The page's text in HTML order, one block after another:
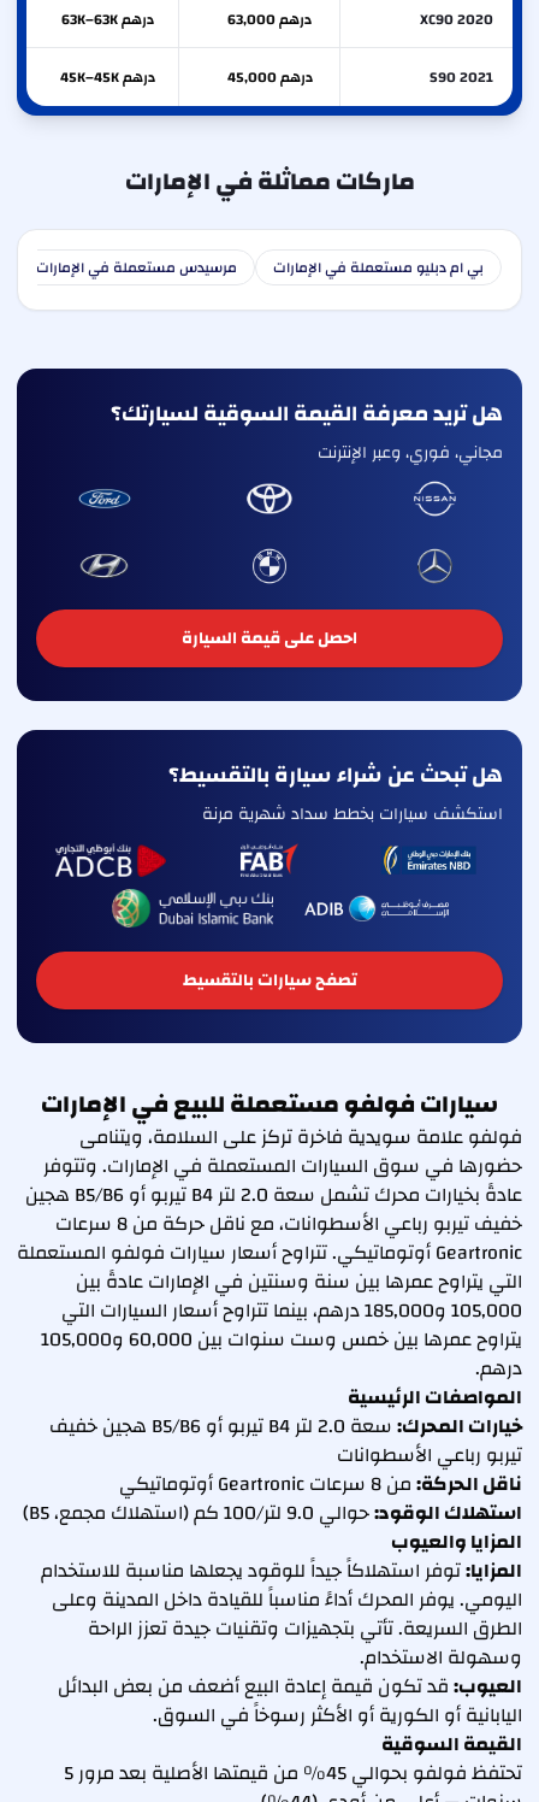
XC90 2020 درهم 63,000 درهم 63K–63K
S90 2021 درهم 45,000 درهم 45K–45K
ماركات مماثلة في الإمارات
بي ام دبليو مستعملة في الإمارات مرسيدس مستعملة في الإمارات
هل تريد معرفة القيمة السوقية لسيارتك؟
مجاني، فوري، وعبر الإنترنت
احصل على قيمة السيارة
هل تبحث عن شراء سيارة بالتقسيط؟
استكشف سيارات بخطط سداد شهرية مرنة
تصفح سيارات بالتقسيط
سيارات فولفو مستعملة للبيع في الإمارات
فولفو علامة سويدية فاخرة تركز على السلامة، ويتنامى
حضورها في سوق السيارات المستعملة في الإمارات. وتتوفر
عادةً بخيارات محرك تشمل سعة 2.0 لتر B4 تيربو أو B5/B6 هجين
خفيف تيربو رباعي الأسطوانات، مع ناقل حركة من 8 سرعات
Geartronic أوتوماتيكي. تتراوح أسعار سيارات فولفو المستعملة
التي يتراوح عمرها بين سنة وسنتين في الإمارات عادةً بين
105,000 و185,000 درهم، بينما تتراوح أسعار السيارات التي
يتراوح عمرها بين خمس وست سنوات بين 60,000 و105,000
درهم.
المواصفات الرئيسية
خيارات المحرك:
سعة 2.0 لتر B4 تيربو أو B5/B6 هجين خفيف
تيربو رباعي الأسطوانات
ناقل الحركة:من 8 سرعات Geartronic أوتوماتيكي
استهلاك الوقود:حوالي 9.0 لتر/100 كم (استهلاك مجمع، B5)
المزايا والعيوب
المزايا:توفر استهلاكاً جيداً للوقود يجعلها مناسبة للاستخدام
اليومي. يوفر المحرك أداءً مناسباً للقيادة داخل المدينة وعلى
الطرق السريعة. تأتي بتجهيزات وتقنيات جيدة تعزز الراحة
وسهولة الاستخدام.
العيوب:قد تكون قيمة إعادة البيع أضعف من بعض البدائل
اليابانية أو الكورية أو الأكثر رسوخاً في السوق.
القيمة السوقية
تحتفظ فولفو بحوالي 45% من قيمتها الأصلية بعد مرور 5